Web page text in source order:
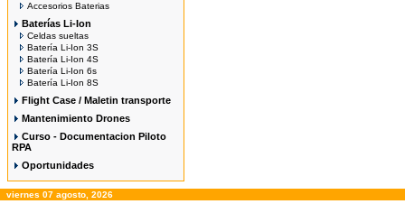
Accesorios Baterias
Baterías Li-Ion
Celdas sueltas
Batería Li-Ion 3S
Batería Li-Ion 4S
Batería Li-Ion 6s
Batería Li-Ion 8S
Flight Case / Maletin transporte
Mantenimiento Drones
Curso - Documentacion Piloto
RPA
Oportunidades
viernes 07 agosto, 2026